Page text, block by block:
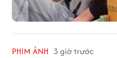
PHIM ẢNH 3 giờ trước